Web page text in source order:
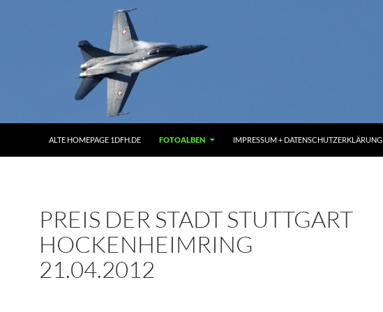
ALTE HOMEPAGE 1DFH.DE FOTOALBEN IMPRESSUM + DATENSCHUTZERKLÄRUNG
PREIS DER STADT STUTTGART
HOCKENHEIMRING
21.04.2012